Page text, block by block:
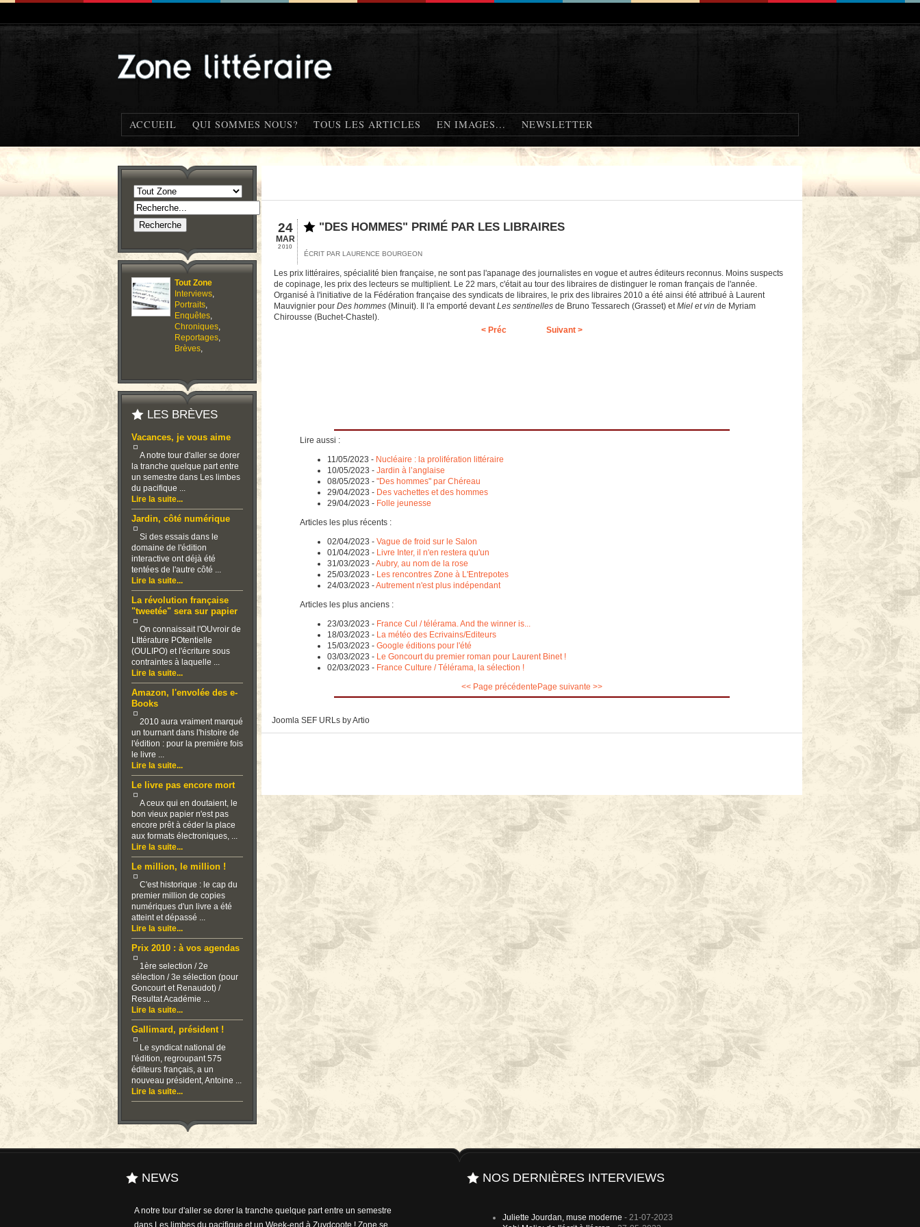
ACCUEIL QUI SOMMES NOUS? TOUS LES ARTICLES EN IMAGES... NEWSLETTER
Tout Zone
Interviews,
Portraits,
Enquêtes,
Chroniques,
Reportages,
Brèves,
LES BRÈVES
Vacances, je vous aime
A notre tour d'aller se dorer
la tranche quelque part entre
un semestre dans Les limbes
du pacifique ...
Lire la suite...
Jardin, côté numérique
Si des essais dans le
domaine de l'édition
interactive ont déjà été
tentées de l'autre côté ...
Lire la suite...
La révolution française
"tweetée" sera sur papier
On connaissait l'OUvroir de
LIttérature POtentielle
(OULIPO) et l'écriture sous
contraintes à laquelle ...
Lire la suite...
Amazon, l'envolée des e-
Books
2010 aura vraiment marqué
un tournant dans l'histoire de
l'édition : pour la première fois
le livre ...
Lire la suite...
Le livre pas encore mort
A ceux qui en doutaient, le
bon vieux papier n'est pas
encore prêt à céder la place
aux formats électroniques, ...
Lire la suite...
Le million, le million !
C'est historique : le cap du
premier million de copies
numériques d'un livre a été
atteint et dépassé ...
Lire la suite...
Prix 2010 : à vos agendas
1ère selection / 2e
sélection / 3e sélection (pour
Goncourt et Renaudot) /
Resultat Académie ...
Lire la suite...
Gallimard, président !
Le syndicat national de
l'édition, regroupant 575
éditeurs français, a un
nouveau président, Antoine ...
Lire la suite...
24
MAR
2010
"DES HOMMES" PRIMÉ PAR LES LIBRAIRES
ÉCRIT PAR LAURENCE BOURGEON
Les prix littéraires, spécialité bien française, ne sont pas l'apanage des journalistes en vogue et autres éditeurs reconnus. Moins suspects
de copinage, les prix des lecteurs se multiplient. Le 22 mars, c'était au tour des libraires de distinguer le roman français de l'année.
Organisé à l'initiative de la Fédération française des syndicats de libraires, le prix des libraires 2010 a été ainsi été attribué à Laurent
Mauvignier pour Des hommes (Minuit). Il l'a emporté devantLes sentinelles de Bruno Tessarech (Grasset) etMiel et vin de Myriam
Chirousse (Buchet-Chastel).
< Préc
Suivant >
Lire aussi :
11/05/2023 - Nucléaire : la prolifération littéraire
10/05/2023 - Jardin à l’anglaise
08/05/2023 - "Des hommes" par Chéreau
29/04/2023 - Des vachettes et des hommes
29/04/2023 - Folle jeunesse
Articles les plus récents :
02/04/2023 - Vague de froid sur le Salon
01/04/2023 - Livre Inter, il n'en restera qu'un
31/03/2023 -Aubry, au nom de la rose
25/03/2023 - Les rencontres Zone à L'Entrepotes
24/03/2023 -Autrement n'est plus indépendant
Articles les plus anciens :
23/03/2023 - France Cul / télérama. And the winner is...
18/03/2023 - La météo des Ecrivains/Editeurs
15/03/2023 - Google éditions pour l'été
03/03/2023 - Le Goncourt du premier roman pour Laurent Binet !
02/03/2023 - France Culture / Télérama, la sélection !
<< Page précédente Page suivante >>
Joomla SEF URLs by Artio
NEWS
A notre tour d'aller se dorer la tranche quelque part entre un semestre
dans Les limbes du pacifique et un Week-end à Zuydcoote ! Zone se
NOS DERNIÈRES INTERVIEWS
Juliette Jourdan, muse moderne - 21-07-2023